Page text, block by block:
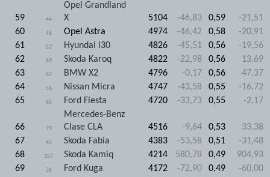
59 44
Opel Grandland
X
5104 -46,83 0,59
-21,51
60
48 Opel Astra 4974 -46,42 0,58
-20,91
61
52 Hyundai i30 4826 -45,51 0,56
-19,56
62
69 Skoda Karoq 4822 -22,98 0,56
13,69
63
82 BMW X2 4796 -0,17 0,56
47,37
64
56 Nissan Micra 4747 -43,58 0,55
-16,72
65
65 Ford Fiesta 4720 -33,73 0,55 -2,17
66 79
Mercedes-Benz
Clase CLA
4516 -9,64 0,53
33,38
67
45 Skoda Fabia 4383 -53,58 0,51
-31,48
68
187 Skoda Kamiq 4214 580,78 0,49
904,93
69
26 Ford Kuga 4172 -72,90 0,49
-60,00